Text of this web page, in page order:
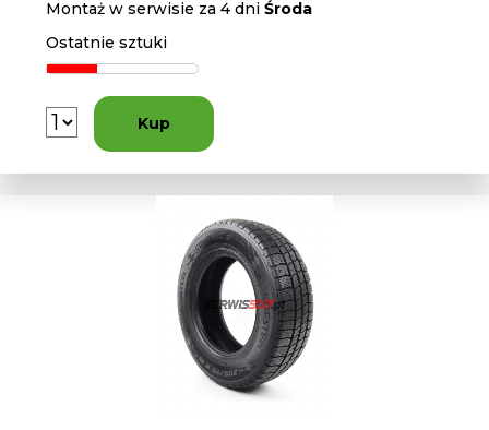
Montaż w serwisie za 4 dniŚroda
Ostatnie sztuki
Kup